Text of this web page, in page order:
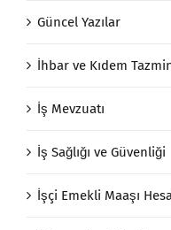
Güncel Yazılar
İhbar ve Kıdem
İş Mevzuatı
İş Sağlığı ve Güvenliği
İşçi Emekli Maaşı